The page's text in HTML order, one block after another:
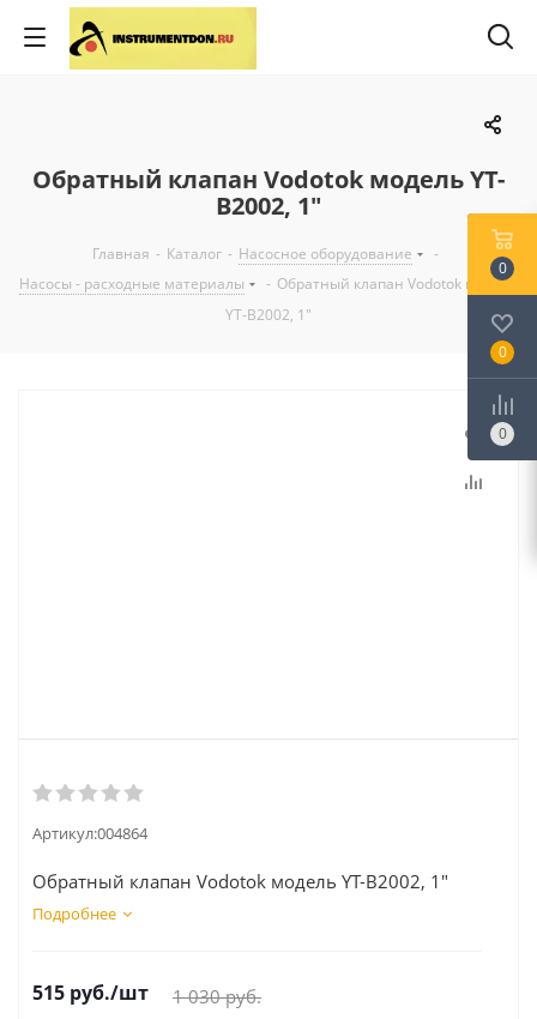
Обратный клапан Vodotok модель YT-
В2002, 1"
Главная - Каталог - Насосное оборудование
-
Насосы - расходные материалы
- Обратный клапан Vodotok модель
YT-В2002, 1"
Артикул:004864
Обратный клапан Vodotok модель YT-В2002, 1"
Подробнее
515 руб./шт 1 030руб.
0
0
0